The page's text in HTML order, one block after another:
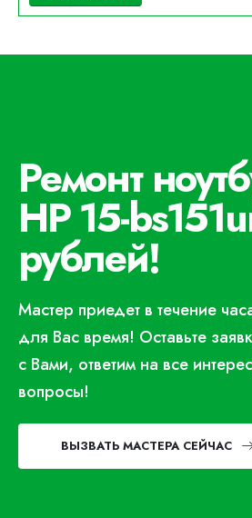
Ремонт
HP 15-
рублей!
Мастер приедет в течение
для Вас время! Оставьте
с Вами, ответим на все
вопросы!
ВЫЗВАТЬ МАСТЕРА СЕЙЧАС